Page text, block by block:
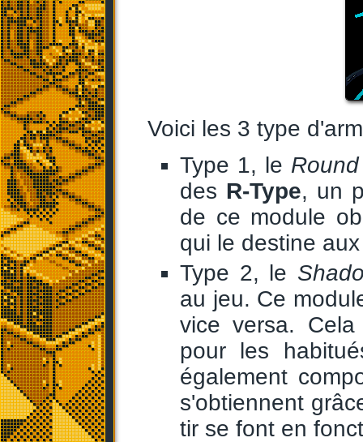
Voici les 3 type
Type 1, le
des R-Type, un
de ce module
qui le destine
Type 2, le
au jeu. Ce
vice versa.
pour les
également
s'obtiennent
tir se font en